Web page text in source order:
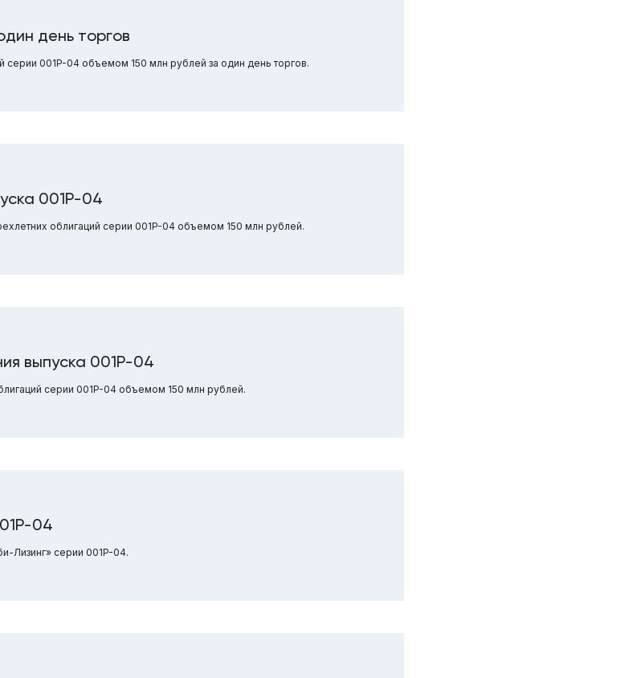
день торгов
001P-04 объемом 150 млн рублей за один день торгов.
001P-04
облигаций серии 001P-04 объемом 150 млн рублей.
выпуска 001P-04
серии 001P-04 объемом 150 млн рублей.
04
Лизинг» серии 001P-04.